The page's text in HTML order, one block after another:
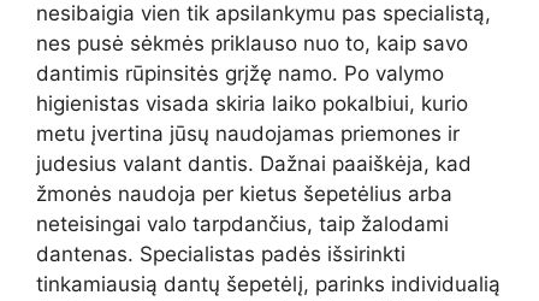
nesibaigia vien tik apsilankymu pas specialistą,
nes pusė sėkmės priklauso nuo to, kaip savo
dantimis rūpinsitės grįžę namo. Po valymo
higienistas visada skiria laiko pokalbiui, kurio
metu įvertina jūsų naudojamas priemones ir
judesius valant dantis. Dažnai paaiškėja, kad
žmonės naudoja per kietus šepetėlius arba
neteisingai valo tarpdančius, taip žalodami
dantenas. Specialistas padės išsirinkti
tinkamiausią dantų šepetėlį, parinks individualią